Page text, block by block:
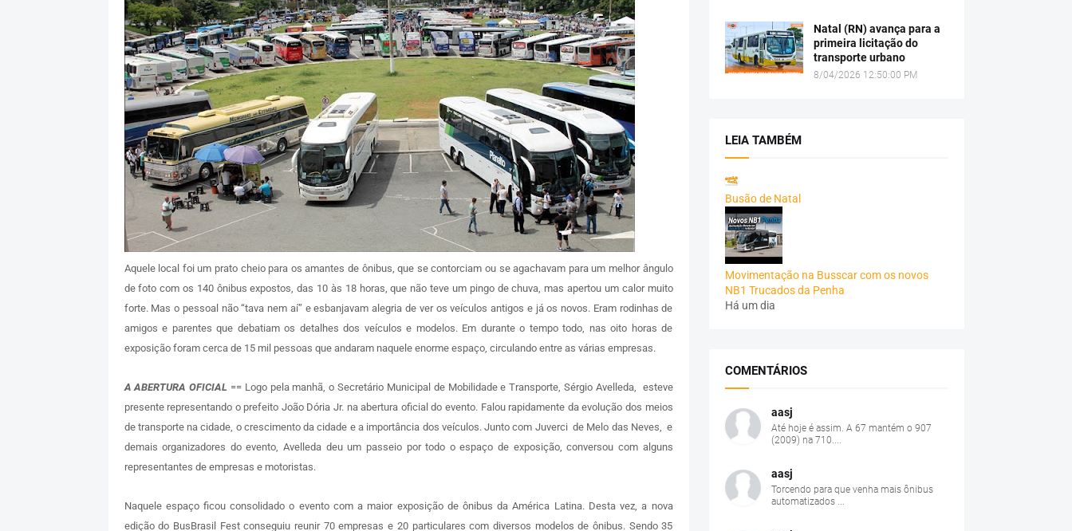
Aquele local foi um prato cheio para os amantes de ônibus, que se contorciam ou se agachavam para um melhor ângulo
de foto com os 140 ônibus expostos, das 10 às 18 horas, que não teve um pingo de chuva, mas apertou um calor muito
forte. Mas o pessoal não “tava nem aí” e esbanjavam alegria de ver os veículos antigos e já os novos. Eram rodinhas de
amigos e parentes que debatiam os detalhes dos veículos e modelos. Em durante o tempo todo, nas oito horas de
exposição foram cerca de 15 mil pessoas que andaram naquele enorme espaço, circulando entre as várias empresas.
A ABERTURA OFICIAL == Logo pela manhã, o Secretário Municipal de Mobilidade e Transporte, Sérgio Avelleda, esteve
presente representando o prefeito João Dória Jr. na abertura oficial do evento. Falou rapidamente da evolução dos meios
de transporte na cidade, o crescimento da cidade e a importância dos veículos. Junto com Juverci de Melo das Neves, e
demais organizadores do evento, Avelleda deu um passeio por todo o espaço de exposição, conversou com alguns
representantes de empresas e motoristas.
Naquele espaço ficou consolidado o evento com a maior exposição de ônibus da América Latina. Desta vez, a nova
edição do BusBrasil Fest conseguiu reunir 70 empresas e 20 particulares com diversos modelos de ônibus. Sendo 35
Natal (RN) avança para a
primeira licitação do
transporte urbano
8/04/2026 12:50:00 PM
LEIA TAMBÉM
Busão de Natal
Movimentação na Busscar com os novos
NB1 Trucados da Penha
Há um dia
COMENTÁRIOS
aasj
Até hoje é assim. A 67 mantém o 907
(2009) na 710....
aasj
Torcendo para que venha mais ônibus
automatizados ...